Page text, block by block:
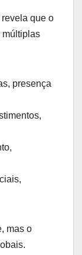
que o
múltiplas
presença
mas o